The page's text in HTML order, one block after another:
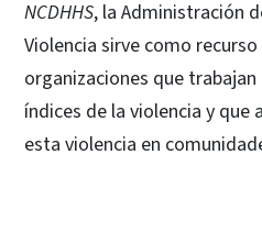
NCDHHS, la Administración
Violencia sirve como
organizaciones que
índices de la violencia y que
esta violencia en